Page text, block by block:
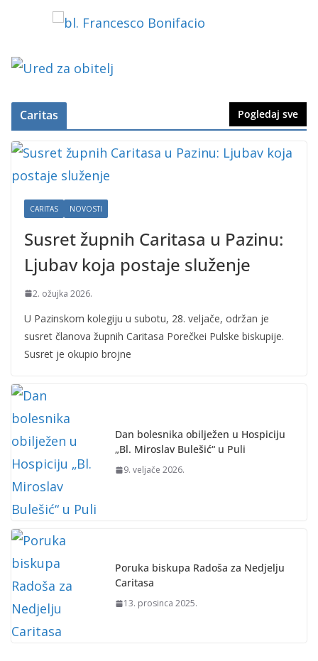
Caritas Pogledaj sve
CARITAS NOVOSTI
Susret župnih Caritasa u Pazinu:
Ljubav koja postaje služenje
2. ožujka 2026.
U Pazinskom kolegiju u subotu, 28. veljače, održan je
susret članova župnih Caritasa Porečkei Pulske biskupije.
Susret je okupio brojne
Dan bolesnika obilježen u Hospiciju
„Bl. Miroslav Bulešić“ u Puli
9. veljače 2026.
Poruka biskupa Radoša za Nedjelju
Caritasa
13. prosinca 2025.